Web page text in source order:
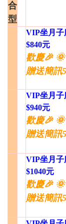
合
型
VIP坐月子
$840元
歡慶🎉
贈送簡訊
VIP坐月子
$940元
歡慶🎉
贈送簡訊
VIP坐月子
$1040元
歡慶🎉
贈送簡訊